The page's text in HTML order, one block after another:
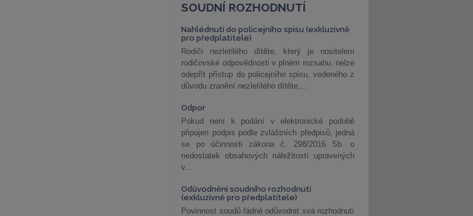
SOUDNÍ ROZHODNUTÍ
Nahlédnutí do policejního spisu (exkluzivně
pro předplatitele)
Rodiči nezletilého dítěte, který je nositelem
rodičovské odpovědnosti v plném rozsahu, nelze
odepřít přístup do policejního spisu, vedeného z
důvodu zranění nezletilého dítěte,...
Odpor
Pokud není k podání v elektronické podobě
připojen podpis podle zvláštních předpisů, jedná
se po účinnosti zákona č. 298/2016 Sb. o
nedostatek obsahových náležitostí upravených
v...
Odůvodnění soudního rozhodnutí
(exkluzivně pro předplatitele)
Povinnost soudů řádně odůvodnit svá rozhodnutí